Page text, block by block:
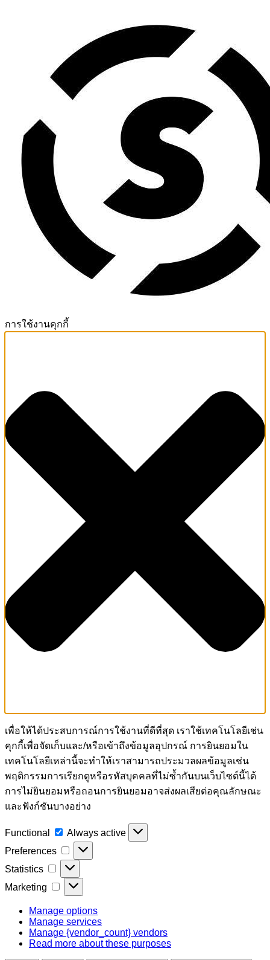
การใช้งานคุกกี้
เพื่อให้ได้ประสบการณ์การใช้งานที่ดีที่สุด เราใช้เทคโนโลยีเช่น
คุกกี้เพื่อจัดเก็บและ/หรือเข้าถึงข้อมูลอุปกรณ์ การยินยอมใน
เทคโนโลยีเหล่านี้จะทำให้เราสามารถประมวลผลข้อมูลเช่น
พฤติกรรมการเรียกดูหรือรหัสบุคคลที่ไม่ซ้ำกันบนเว็บไซต์นี้ได้
การไม่ยินยอมหรือถอนการยินยอมอาจส่งผลเสียต่อคุณลักษณะ
และฟังก์ชันบางอย่าง
Functional Functional
Always active
Preferences
Preferences
Statistics Statistics
Marketing Marketing
Manage options
Manage services
Manage {vendor_count} vendors
Read more about these purposes